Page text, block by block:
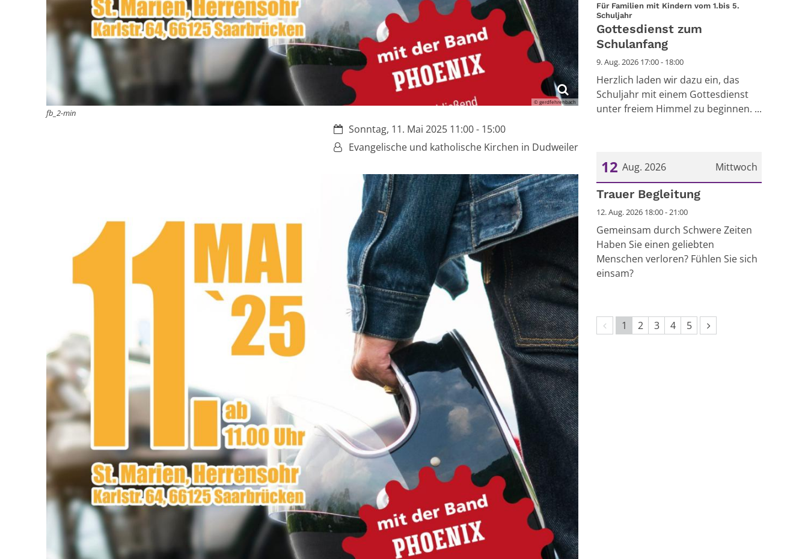
© gerdfehrenbach
fb_2-min
Datum:Sonntag, 11. Mai 2025 11:00 - 15:00
Von:Evangelische und katholische Kirchen in Dudweiler
Datum: 9. August 2026
Für Familien mit Kindern vom 1.bis 5.
Schuljahr:
Gottesdienst zum
Schulanfang
9. Aug. 2026 17:00 - 18:00
Herzlich laden wir dazu ein, das
Schuljahr mit einem Gottesdienst
unter freiem Himmel zu beginnen. ...
Mittwoch
12 Aug. 2026
Datum: 12. August 2026
Trauer Begleitung
12. Aug. 2026 18:00 - 21:00
Gemeinsam durch Schwere Zeiten
Haben Sie einen geliebten
Menschen verloren? Fühlen Sie sich
einsam?
Vorherige Seite
1 2 3 4 5 Nächste Seite